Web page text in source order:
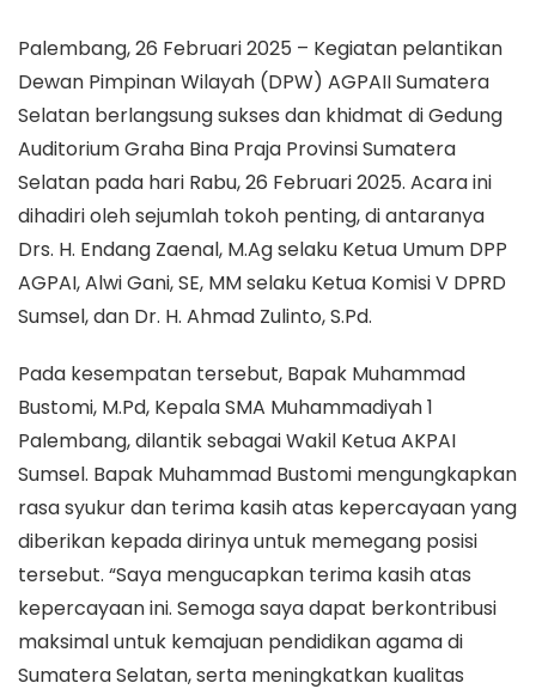
Palembang, 26 Februari 2025 – Kegiatan pelantikan
Dewan Pimpinan Wilayah (DPW) AGPAII Sumatera
Selatan berlangsung sukses dan khidmat di Gedung
Auditorium Graha Bina Praja Provinsi Sumatera
Selatan pada hari Rabu, 26 Februari 2025. Acara ini
dihadiri oleh sejumlah tokoh penting, di antaranya
Drs. H. Endang Zaenal, M.Ag selaku Ketua Umum DPP
AGPAI, Alwi Gani, SE, MM selaku Ketua Komisi V DPRD
Sumsel, dan Dr. H. Ahmad Zulinto, S.Pd.
Pada kesempatan tersebut, Bapak Muhammad
Bustomi, M.Pd, Kepala SMA Muhammadiyah 1
Palembang, dilantik sebagai Wakil Ketua AKPAI
Sumsel. Bapak Muhammad Bustomi mengungkapkan
rasa syukur dan terima kasih atas kepercayaan yang
diberikan kepada dirinya untuk memegang posisi
tersebut. “Saya mengucapkan terima kasih atas
kepercayaan ini. Semoga saya dapat berkontribusi
maksimal untuk kemajuan pendidikan agama di
Sumatera Selatan, serta meningkatkan kualitas